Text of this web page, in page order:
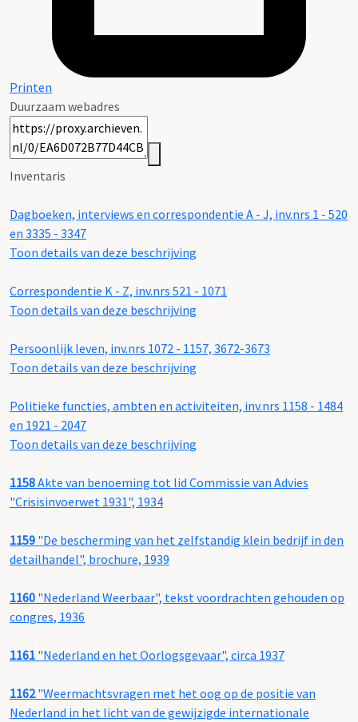
Printen
Duurzaam webadres
Inventaris
Dagboeken, interviews en correspondentie A - J, inv.nrs 1 - 520
en 3335 - 3347
Toon details van deze beschrijving
Correspondentie K - Z, inv.nrs 521 - 1071
Toon details van deze beschrijving
Persoonlijk leven, inv.nrs 1072 - 1157, 3672-3673
Toon details van deze beschrijving
Politieke functies, ambten en activiteiten, inv.nrs 1158 - 1484
en 1921 - 2047
Toon details van deze beschrijving
1158Akte van benoeming tot lid Commissie van Advies
"Crisisinvoerwet 1931", 1934
1159 "De bescherming van het zelfstandig klein bedrijf in den
detailhandel", brochure, 1939
1160 "Nederland Weerbaar", tekst voordrachten gehouden op
congres, 1936
1161 "Nederland en het Oorlogsgevaar", circa 1937
1162"Weermachtsvragen met het oog op de positie van
Nederland in het licht van de gewijzigde internationale